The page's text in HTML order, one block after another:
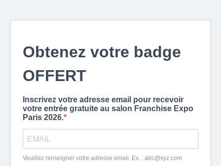
Obtenez votre badge
OFFERT
Inscrivez votre adresse email pour recevoir
votre entrée gratuite au salon Franchise Expo
Paris 2026.
Veuillez renseigner votre adresse email. Ex. : abc@xyz.com